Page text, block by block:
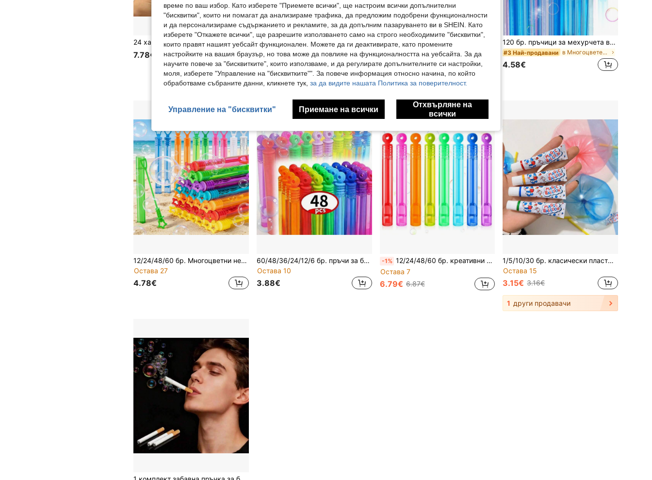
24 халоуински пръчки за мехурчета с тиква – издръжливи пластмасови парти подаръци, подходящи за рожден ден, Коледа, Великден, Хелоуин, награди за класната стая и пълнители за пинята и декорация за подаръчни торбички (случаен асортимент, разтвор за мехурчета не е включен)
7.78€
1 бр. лепило за духане на балончета, парти игра, насладете се на носталгичната игра с духане на балончета
3.68€
Остава 3
6.75€
4други продавачи
120 бр. пръчици за мехурчета във формата на снежинки, цветни ръчни тръбички за мехурчета, ръчни мини играчки за духане на мехурчета, парти сувенири, подходящи за сватби, рождени дни, Свети Валентин, Коледа, момински партита и отдих на открито (течността за мехурчета не е включена)
#3 Най-продавани в Многоцветен Тийнейджърски спорт и игри на открит
4.58€
12/24/48/60 бр. Многоцветни неонови пръчици с мехурчета, миниатюрни звездни пръчици с мехурчета, подаръчна кутия на едро, награди за класната стая, карнавални играчки, рожден ден, парти, Коледа, консумативи за Деня на майката
Остава 27
4.78€
60/48/36/24/12/6 бр. пръчи за балончета Rose Bubble Sticks в случайни смесени цветове, цветни пластмасови пръчи за балончета (празни бутилки), мини бутилки със сапун за рожден ден, сватбена декорация
Остава 10
3.88€
-1% 12/24/48/60 бр. креативни пръчици с мехурчета с рози, мини пръчици с мехурчета, играчки за партита, материали за сватбена атмосфера, рожден ден, моминско парти, сватба, летни игри на открито (течността за мехурчета не е включена)
Остава 7
6.79€ 6.87€
1/5/10/30 бр. класически пластмасови балончета с мехурчета в 4 цвята, еластични балончета с панда за Back to School парти, креативни балончета за надуване със сламка за празнични партита, шенижки, Back to School, Хелоуин, Коледно тържествено парти, пълнители за пинята, подаръци (случаен цвят)
Остава 15
3.15€ 3.16€
1 други продавачи
време по ваш избор. Като изберете "Приемете всички", ще настроим всички допълнителни
"бисквитки", които ни помагат да анализираме трафика, да предложим подобрени функционалности
и да персонализираме съдържанието и рекламите, за да допълним пазаруването ви в SHEIN. Като
изберете "Откажете всички", ще разрешите използването само на строго необходимите "бисквитки",
които правят нашият уебсайт функционален. Можете да ги деактивирате, като промените
настройките на вашия браузър, но това може да повлияе на функционалността на уебсайта. За да
научите повече за "бисквитките", които използваме, и да регулирате допълнителните си настройки,
моля, изберете "Управление на "бисквитките"". За повече информация относно начина, по който
обработваме събраните данни, кликнете тук, за да видите нашата Политика за поверителност.
Управление на "бисквитки" Приемане на всички
Отхвърляне на
всички